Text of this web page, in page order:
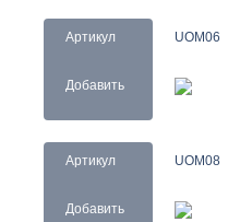
Артикул
Добавить
UOM06
Артикул
Добавить
UOM08